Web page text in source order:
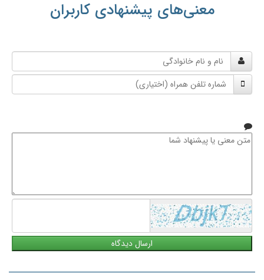
معنی‌های پیشنهادی کاربران
و
نام
خانوادگی
شماره
تلفن
متن